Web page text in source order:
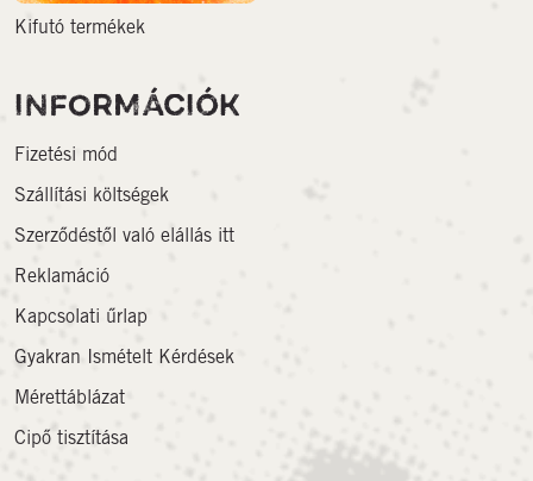
Kifutó termékek
INFORMÁCIÓK
Fizetési mód
Szállítási költségek
Szerződéstől való elállás itt
Reklamáció
Kapcsolati űrlap
Gyakran Ismételt Kérdések
Mérettáblázat
Cipő tisztítása